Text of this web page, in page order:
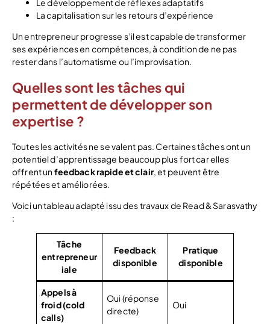
Le développement de réflexes adaptatifs
La capitalisation sur les retours d’expérience
Un entrepreneur progresse s’il est capable de transformer
ses expériences en compétences, à condition de ne pas
rester dans l’automatisme ou l’improvisation.
Quelles sont les tâches qui
permettent de développer son
expertise ?
Toutes les activités ne se valent pas. Certaines tâches ont un
potentiel d’apprentissage beaucoup plus fort car elles
offrent unfeedback rapide et clair, et peuvent être
répétées et améliorées.
Voici un tableau adapté issu des travaux de Read & Sarasvathy
:
Tâche
entrepreneur
iale
Feedback
disponible
Pratique
disponible
Appels à
froid (cold
calls)
Oui (réponse
directe)
Oui